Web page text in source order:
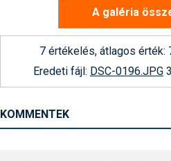
A galéria
7 értékelés, átlagos érték:
Eredeti fájl: DSC-0196.JPG
KOMMENTEK